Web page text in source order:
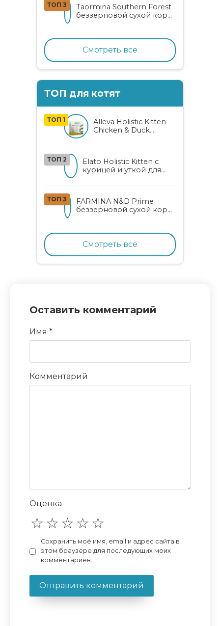
лососем
ТОП 3
Taormina Southern Forest
беззерновой сухой корм
ягодами и овощами
Смотреть все
ТОП для котят
ТОП 1
Alleva Holistic Kitten
Chicken & Duck
женьшенем
ТОП 2
Elato Holistic Kitten с
курицей и уткой для
ТОП 3
FARMINA N&D Prime
беззерновой сухой корм
курицей и гранатом
Смотреть все
Оставить комментарий
Имя *
Комментарий
Оценка
Сохранить моё имя, email и адрес сайта в
этом браузере для последующих моих
комментариев.